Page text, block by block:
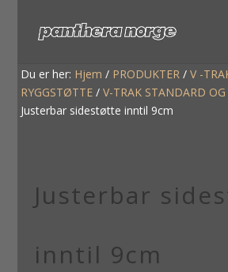
Du er her: Hjem / PRODUKTER /V -
RYGGSTØTTE /V-TRAK STANDARD OG
Justerbar sidestøtte inntil 9cm
Justerbar
inntil 9cm